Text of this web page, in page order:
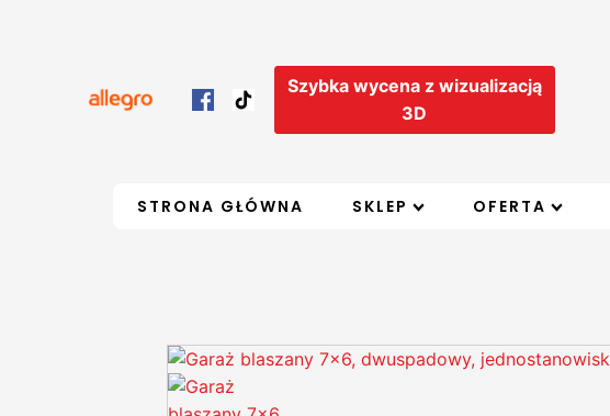
Szybka wycena z wizualizacją
3D
STRONA GŁÓWNA SKLEP OFERTA